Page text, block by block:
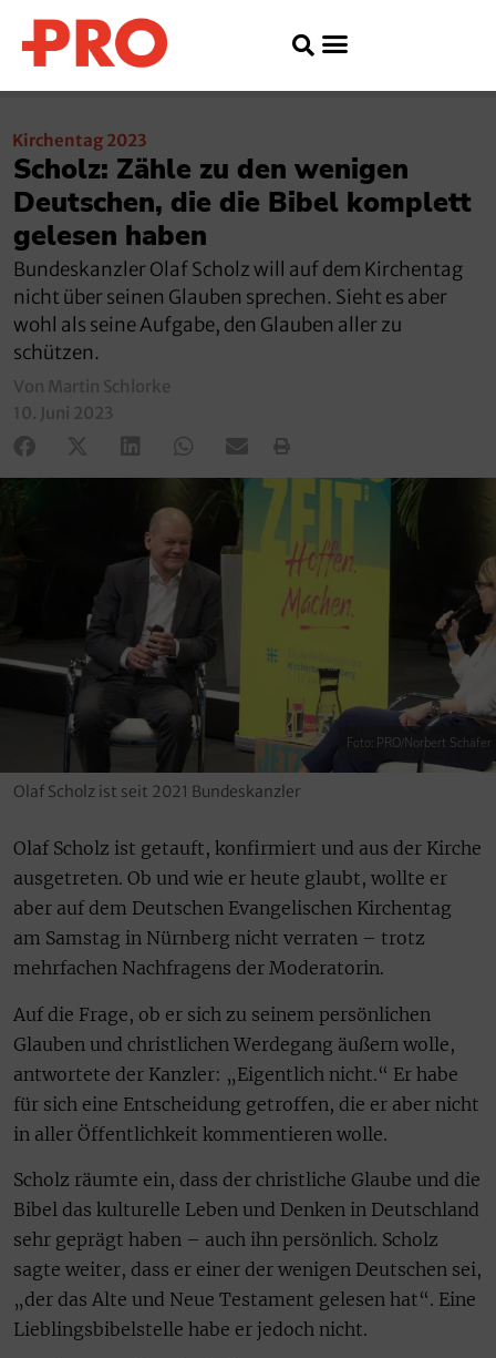
Kirchentag 2023
Scholz: Zähle zu den wenigen
Deutschen, die die Bibel komplett
gelesen haben
Bundeskanzler Olaf Scholz will auf dem Kirchentag
nicht über seinen Glauben sprechen. Sieht es aber
wohl als seine Aufgabe, den Glauben aller zu
schützen.
Von Martin Schlorke
10. Juni 2023
Foto: PRO/Norbert Schäfer
Olaf Scholz ist seit 2021 Bundeskanzler
Olaf Scholz ist getauft, konfirmiert und aus der Kirche
ausgetreten. Ob und wie er heute glaubt, wollte er
aber auf dem Deutschen Evangelischen Kirchentag
am Samstag in Nürnberg nicht verraten – trotz
mehrfachen Nachfragens der Moderatorin.
Auf die Frage, ob er sich zu seinem persönlichen
Glauben und christlichen Werdegang äußern wolle,
antwortete der Kanzler: „Eigentlich nicht.“ Er habe
für sich eine Entscheidung getroffen, die er aber nicht
in aller Öffentlichkeit kommentieren wolle.
Scholz räumte ein, dass der christliche Glaube und die
Bibel das kulturelle Leben und Denken in Deutschland
sehr geprägt haben – auch ihn persönlich. Scholz
sagte weiter, dass er einer der wenigen Deutschen sei,
„der das Alte und Neue Testament gelesen hat“. Eine
Lieblingsbibelstelle habe er jedoch nicht.